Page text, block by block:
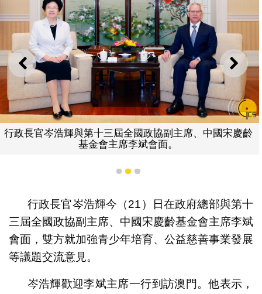
上一則 下一
與第十三屆全國政協副主席、中國宋慶齡
基金會主席李斌會面。
行政長官岑
1 2 3
行政長官岑浩輝今（21）日在政府總部與第十
三屆全國政協副主席、中國宋慶齡基金會主席李斌
會面，雙方就加強青少年培育、公益慈善事業發展
等議題交流意見。
岑浩輝歡迎李斌主席一行到訪澳門。他表示，